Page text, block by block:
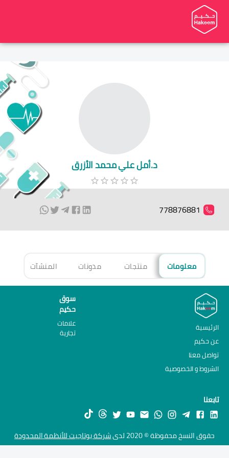
د.أمل علي محمد الأزرق
778876881
معلومات منتجات مدونات المنشآت
الرئيسية
عن حكيم
تواصل معنا
الشروط و الخصوصية
سوق
حكيم
علامات
تجارية
تابعنا
حقوق النسخ محفوظة © 2020 لدى شركة يوتاجيت للأنظمة المحدودة